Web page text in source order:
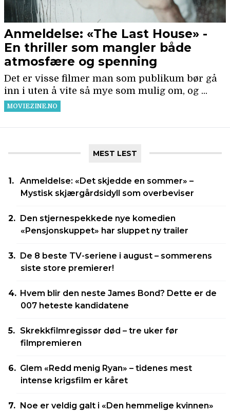
MEST LEST
Anmeldelse: «Det skjedde en sommer» –
Mystisk skjærgårdsidyll som overbeviser
Den stjernespekkede nye komedien
«Pensjonskuppet» har sluppet ny trailer
De 8 beste TV-seriene i august – sommerens
siste store premierer!
Hvem blir den neste James Bond? Dette er de
007 heteste kandidatene
Skrekkfilmregissør død – tre uker før
filmpremieren
Glem «Redd menig Ryan» – tidenes mest
intense krigsfilm er kåret
Noe er veldig galt i «Den hemmelige kvinnen»